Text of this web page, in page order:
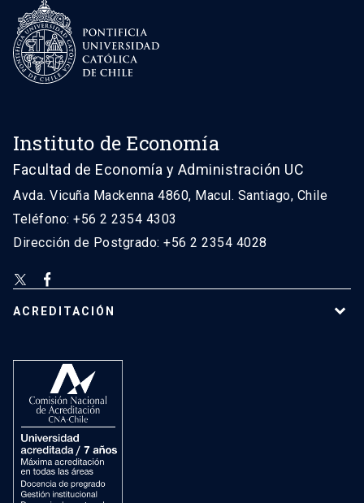
Instituto de Economía
Facultad de Economía y Administración UC
Avda. Vicuña Mackenna 4860, Macul. Santiago, Chile
Teléfono: +56 2 2354 4303
Dirección de Postgrado: +56 2 2354 4028
ACREDITACIÓN